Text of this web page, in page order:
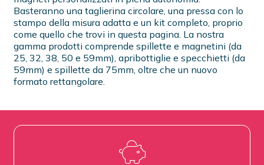
Basteranno una taglierina circolare, una pressa con lo
stampo della misura adatta e un kit completo, proprio
come quello che trovi in questa pagina. La nostra
gamma prodotti comprende spillette e magnetini (da
25, 32, 38, 50 e 59mm), apribottiglie e specchietti (da
59mm) e spillette da 75mm, oltre che un nuovo
formato rettangolare.